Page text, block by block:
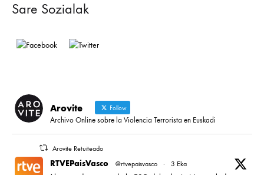
Sare Sozialak
Arovite Follow
Archivo Online sobre la Violencia Terrorista en Euskadi
Arovite Retuiteado
RTVEPaisVasco @rtvepaisvasco · 3 Eka